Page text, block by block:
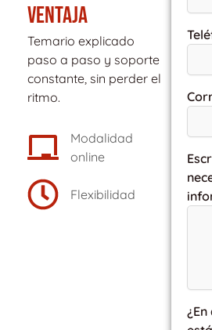
VENTAJA
Temario explicado
paso a paso y soporte
constante, sin perder el
ritmo.
Modalidad
online
Flexibilidad